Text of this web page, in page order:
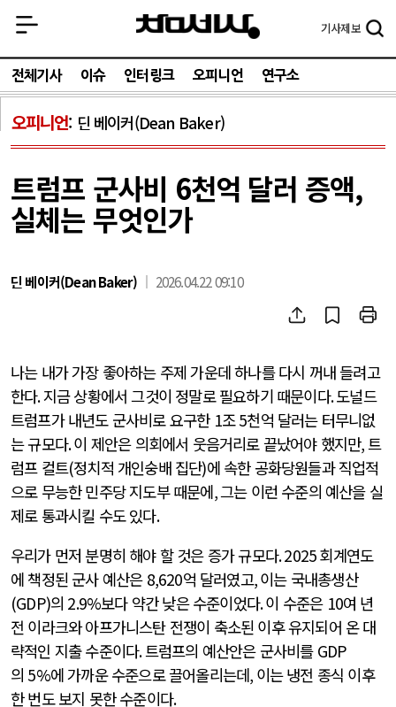
기사제보
전체기사 이슈 인터링크 오피니언 연구소
오피니언 딘 베이커(Dean Baker)
트럼프 군사비 6천억 달러 증액,
실체는 무엇인가
딘 베이커(Dean Baker) 2026.04.22 09:10
나는 내가 가장 좋아하는 주제 가운데 하나를 다시 꺼내 들려고
한다.지금 상황에서 그것이 정말로 필요하기 때문이다.도널드
트럼프가 내년도 군사비로 요구한 1조5천억 달러는 터무니없
는 규모다.이 제안은 의회에서 웃음거리로 끝났어야 했지만,트
럼프 컬트(정치적 개인숭배 집단)에 속한 공화당원들과 직업적
으로 무능한 민주당 지도부 때문에,그는 이런 수준의 예산을 실
제로 통과시킬 수도 있다.
우리가 먼저 분명히 해야 할 것은 증가 규모다. 2025회계연도
에 책정된 군사 예산은 8,620억 달러였고,이는 국내총생산
(GDP)의 2.9%보다 약간 낮은 수준이었다.이 수준은 10여 년
전 이라크와 아프가니스탄 전쟁이 축소된 이후 유지되어 온 대
략적인 지출 수준이다.트럼프의 예산안은 군사비를 GDP
의 5%에 가까운 수준으로 끌어올리는데, 이는 냉전 종식 이후
한 번도 보지 못한 수준이다.